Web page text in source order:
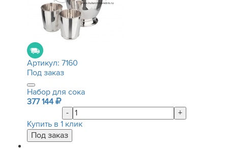
Артикул: 7160
Под заказ
Набор для сока
377 144
-
+
Купить в 1 клик